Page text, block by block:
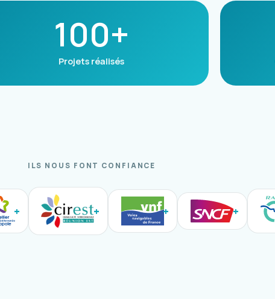
100+
Projets réalisés
ILS NOUS FONT CONFIANCE